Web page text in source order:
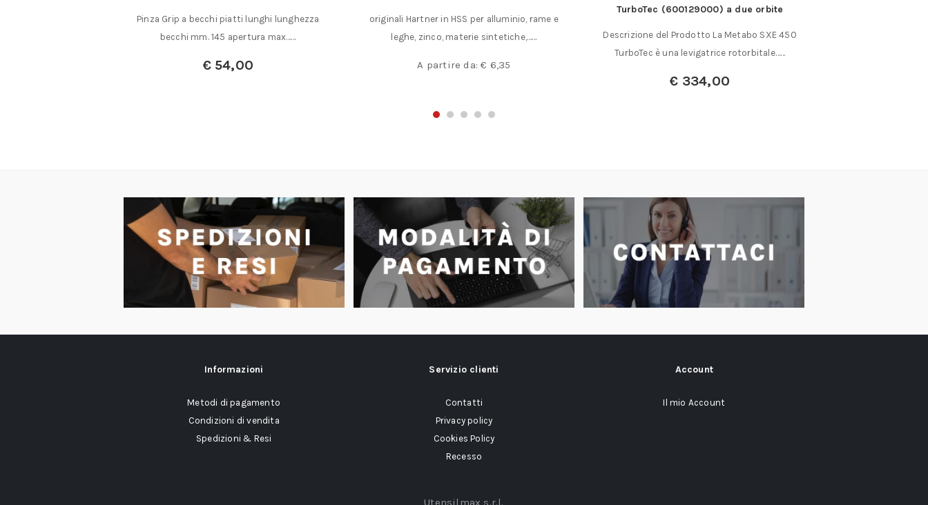
Pinza Grip a becchi piatti lunghi lunghezza
becchi mm. 145 apertura max……
€54,00
originali Hartner in HSS per alluminio, rame e
leghe, zinco, materie sintetiche,……
A partire da:€ 6,35
TurboTec (600129000) a due orbite
Descrizione del Prodotto La Metabo SXE 450
TurboTec è una levigatrice rotorbitale……
€ 334,00
Informazioni
Metodi di pagamento
Condizioni di vendita
Spedizioni & Resi
Servizio clienti
Contatti
Privacy policy
Cookies Policy
Recesso
Account
Il mio Account
Utensilmax s.r.l.